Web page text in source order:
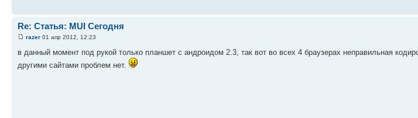
Re: Статья: MUI Сегодня
razer 01 апр 2012, 12:23
в данный момент под рукой только планшет с андроидом 2.3, так вот во всех 4 браузерах неправильная
другими сайтами проблем нет.